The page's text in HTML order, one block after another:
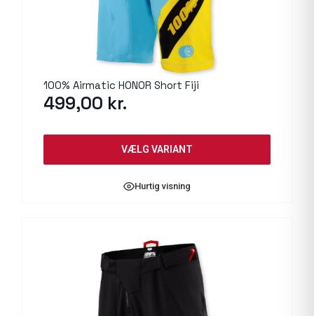
100% Airmatic HONOR Short Fiji
499,00 kr.
VÆLG VARIANT
Hurtig visning